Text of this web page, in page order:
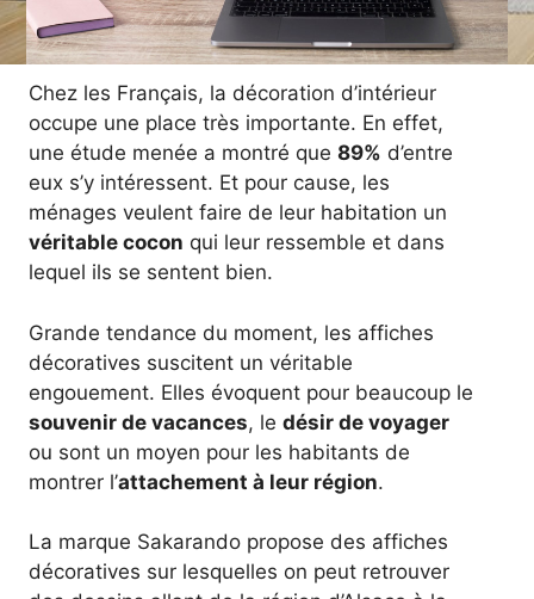
Chez les Français, la décoration d’intérieur
occupe une place très importante. En effet,
une étude menée a montré que89% d’entre
eux s’y intéressent. Et pour cause, les
ménages veulent faire de leur habitation un
véritable cocon qui leur ressemble et dans
lequel ils se sentent bien.
Grande tendance du moment, les affiches
décoratives suscitent un véritable
engouement. Elles évoquent pour beaucoup le
souvenir de vacances, ledésir de voyager
ou sont un moyen pour les habitants de
montrer l’attachement à leur région.
La marque Sakarando propose des affiches
décoratives sur lesquelles on peut retrouver